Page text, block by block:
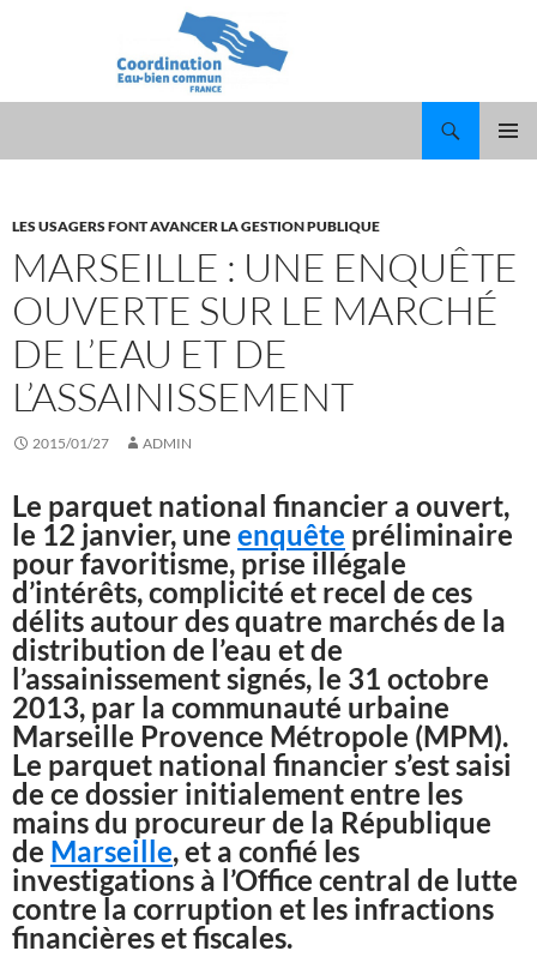
LES USAGERS FONT AVANCER LA GESTION PUBLIQUE
MARSEILLE : UNE ENQUÊTE
OUVERTE SUR LE MARCHÉ
DE L’EAU ET DE
L’ASSAINISSEMENT
2015/01/27 ADMIN
Le parquet national financier a ouvert,
le 12 janvier, une enquête préliminaire
pour favoritisme, prise illégale
d’intérêts, complicité et recel de ces
délits autour des quatre marchés de la
distribution de l’eau et de
l’assainissement signés, le 31 octobre
2013, par la communauté urbaine
Marseille Provence Métropole (MPM).
Le parquet national financier s’est saisi
de ce dossier initialement entre les
mains du procureur de la République
de Marseille, et a confié les
investigations à l’Office central de lutte
contre la corruption et les infractions
financières et fiscales.